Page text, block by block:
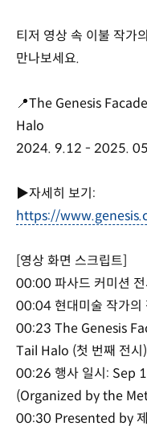
티저 영상 속 이불 작가
만나보세요.
📍The Genesis
Halo
2024. 9.12 - 2025.
▶자세히 보기:
https://
[영상 화면 스크립트]
00:00 파사드 커미션
00:04 현대미술 작가의
00:23 The Genesis
Tail Halo (첫 번째 전시)
00:26 행사 일시: Sep
(Organized by the
00:30 Presented by